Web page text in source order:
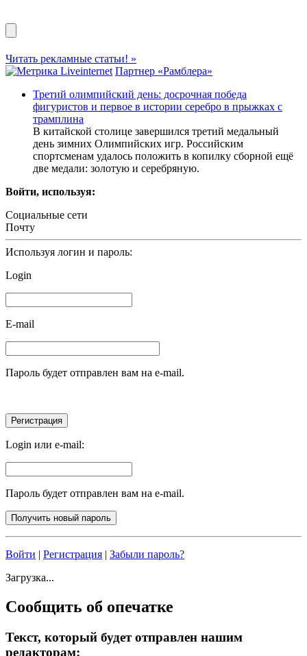
Читать рекламные статьи! »
Партнер «Рамблера»
Третий олимпийский день: досрочная победа
фигуристов и первое в истории серебро в прыжках с
трамплина
В китайской столице завершился третий медальный
день зимних Олимпийских игр. Российским
спортсменам удалось положить в копилку сборной ещё
две медали: золотую и серебряную.
Войти, используя:
Социальные сети
Почту
Используя логин и пароль:
Login
E-mail
Пароль будет отправлен вам на e-mail.
Login или e-mail:
Пароль будет отправлен вам на e-mail.
Войти | Регистрация | Забыли пароль?
Загрузка...
Сообщить об опечатке
Текст, который будет отправлен нашим
редакторам: